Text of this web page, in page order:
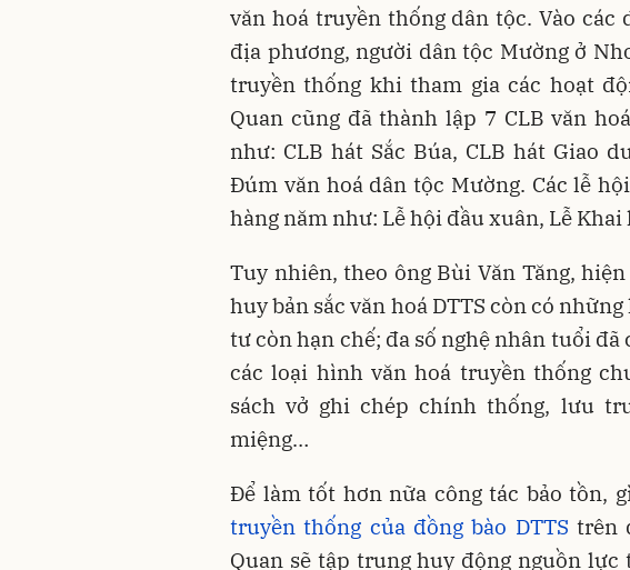
văn hoá truyền thống dân tộc. Vào
địa phương, người dân tộc Mường ở
truyền thống khi tham gia các hoạt
Quan cũng đã thành lập 7 CLB văn
như: CLB hát Sắc Búa, CLB hát Giao
Đúm văn hoá dân tộc Mường. Các lễ
hàng năm như: Lễ hội đầu xuân, Lễ Khai
Tuy nhiên, theo ông Bùi Văn Tăng,
huy bản sắc văn hoá DTTS còn có
tư còn hạn chế; đa số nghệ nhân tuổi
các loại hình văn hoá truyền thống
sách vở ghi chép chính thống, lưu
miệng…
Để làm tốt hơn nữa công tác bảo tồn,
truyền thống của đồng bào DTTS trên
Quan sẽ tập trung huy động nguồn